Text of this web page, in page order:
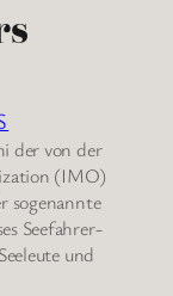
der von der
(IMO)
sogenannte
Seefahrer-
und